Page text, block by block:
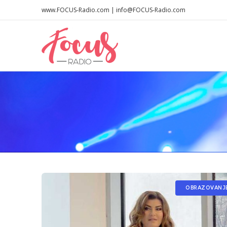
www.FOCUS-Radio.com | info@FOCUS-Radio.com